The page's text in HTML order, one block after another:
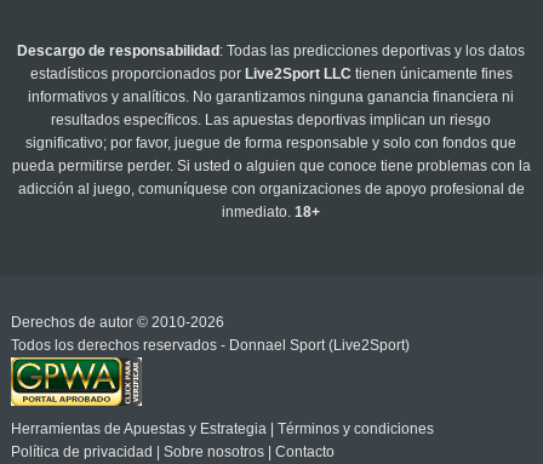
Descargo de responsabilidad : Todas las predicciones deportivas y los datos
estadísticos proporcionados por Live2Sport LLC tienen únicamente fines
informativos y analíticos. No garantizamos ninguna ganancia financiera ni
resultados específicos. Las apuestas deportivas implican un riesgo
significativo; por favor, juegue de forma responsable y solo con fondos que
pueda permitirse perder. Si usted o alguien que conoce tiene problemas con la
adicción al juego, comuníquese con organizaciones de apoyo profesional de
inmediato.18+
Derechos de autor © 2010-2026
Todos los derechos reservados - Donnael Sport (Live2Sport)
Herramientas de Apuestas y Estrategia| Términos y condiciones
Política de privacidad
Sobre nosotros| Contacto